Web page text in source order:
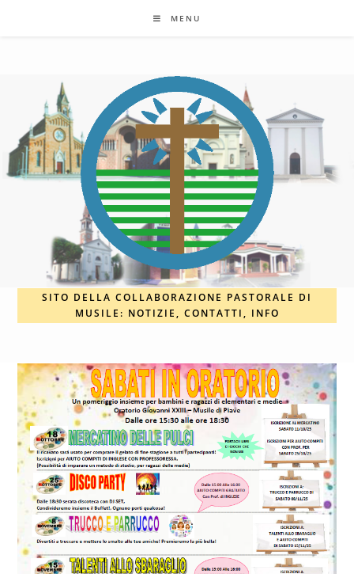
MENU
SITO DELLA COLLABORAZIONE PASTORALE DI
MUSILE: NOTIZIE, CONTATTI, INFO